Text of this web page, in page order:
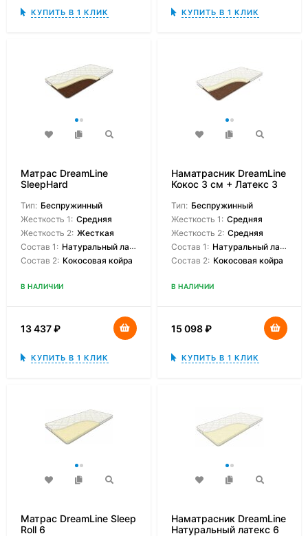
КУПИТЬ В 1 КЛИК КУПИТЬ В 1 КЛИК
Матрас DreamLine
SleepHard
Тип: Беспружинный
Жесткость 1: Средняя
Жесткость 2: Жесткая
Состав 1: Натуральный латекс
Состав 2: Кокосовая койра
В НАЛИЧИИ
13 437₽
КУПИТЬ В 1 КЛИК
Наматрасник DreamLine
Кокос 3 см + Латекс 3
Тип: Беспружинный
Жесткость 1: Средняя
Жесткость 2: Средняя
Состав 1: Натуральный латекс
Состав 2: Кокосовая койра
В НАЛИЧИИ
15 098₽
КУПИТЬ В 1 КЛИК
Матрас DreamLine Sleep
Roll 6
Наматрасник DreamLine
Натуральный латекс 6